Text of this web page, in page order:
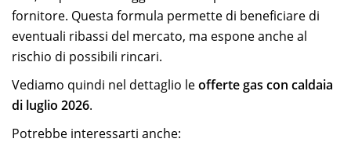
fornitore. Questa formula permette di beneficiare di
eventuali ribassi del mercato, ma espone anche al
rischio di possibili rincari.
Vediamo quindi nel dettaglio leofferte gas con caldaia
di luglio 2026.
Potrebbe interessarti anche: